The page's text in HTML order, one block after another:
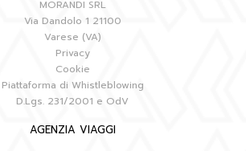
MORANDI SRL
Via Dandolo 1 21100
Varese (VA)
Privacy
Cookie
Piattaforma di Whistleblowing
D.Lgs. 231/2001 e OdV
AGENZIA VIAGGI